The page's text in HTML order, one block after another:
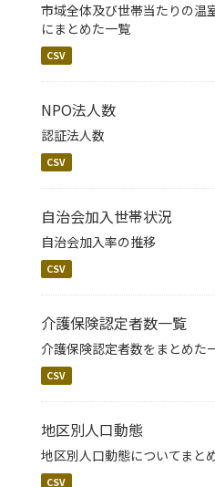
市域全体及び世帯当たりの温
にまとめた一覧
CSV
NPO法人数
認証法人数
CSV
自治会加入世帯状況
自治会加入率の推移
CSV
介護保険認定者数一覧
介護保険認定者数をまとめた
CSV
地区別人口動態
地区別人口動態についてまと
CSV